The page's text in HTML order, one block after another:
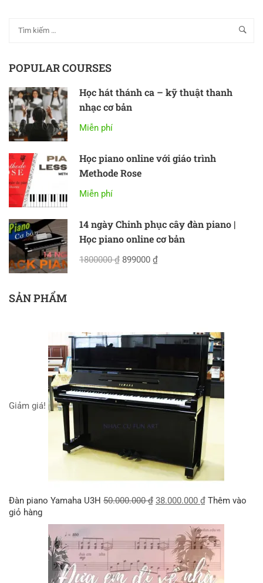
POPULAR COURSES
Học hát thánh ca – kỹ thuật thanh
nhạc cơ bản
Miễn phí
Học piano online với giáo trình
Methode Rose
Miễn phí
14 ngày Chinh phục cây đàn piano |
Học piano online cơ bản
1800000 ₫ 899000 ₫
SẢN PHẨM
Giảm giá!
Đàn piano Yamaha U3H 50.000.000₫ 38.000.000 ₫ Thêm vào
giỏ hàng